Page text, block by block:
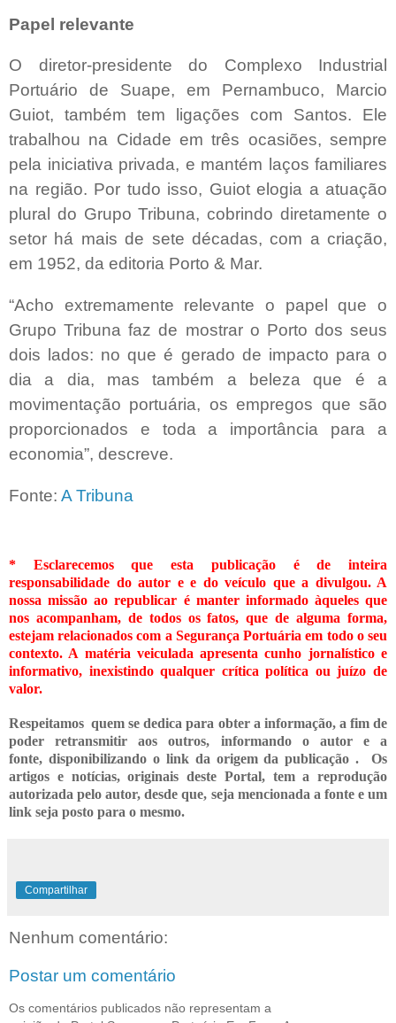
Papel relevante
O diretor-presidente do Complexo Industrial
Portuário de Suape, em Pernambuco, Marcio
Guiot, também tem ligações com Santos. Ele
trabalhou na Cidade em três ocasiões, sempre
pela iniciativa privada, e mantém laços familiares
na região. Por tudo isso, Guiot elogia a atuação
plural do Grupo Tribuna, cobrindo diretamente o
setor há mais de sete décadas, com a criação,
em 1952, da editoria Porto & Mar.
“Acho extremamente relevante o papel que o
Grupo Tribuna faz de mostrar o Porto dos seus
dois lados: no que é gerado de impacto para o
dia a dia, mas também a beleza que é a
movimentação portuária, os empregos que são
proporcionados e toda a importância para a
economia”, descreve.
Fonte: A Tribuna
* Esclarecemos que esta publicação é de inteira
responsabilidade do autor e e do veículo que a divulgou. A
nossa missão ao republicar é manter informado àqueles que
nos acompanham, de todos os fatos, que de alguma forma,
estejam relacionados com a Segurança Portuária em todo o seu
contexto. A matéria veiculada apresenta cunho jornalístico e
informativo, inexistindo qualquer críticapolítica ou juízo de
valor.
Respeitamos quem se dedica para obter a informação, a fim de
poder retransmitiraos outros, informando o autor e a
fonte, disponibilizando o link da origem da publicação .Os
artigos e notícias, originais deste Portal, tem a reprodução
autorizada pelo autor, desde que, seja mencionada a fonte e um
link seja posto para o mesmo.
Compartilhar
Nenhum comentário:
Postar um comentário
Os comentários publicados não representam a